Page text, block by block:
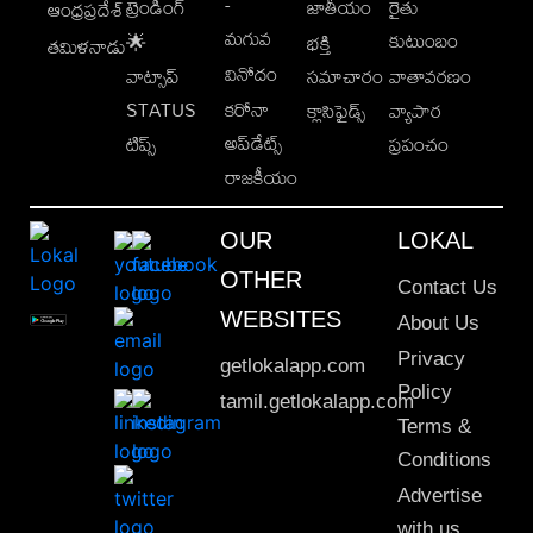
ఆంధ్రప్రదేశ్
తమిళనాడు🌟
వాట్సాప్
STATUS
టిప్స్
మగువ
వినోదం
కరోనా
అప్‌డేట్స్
రాజకీయం
భక్తి
సమాచారం
క్లాసిఫైడ్స్
కుటుంబం
వాతావరణం
వ్యాపార
ప్రపంచం
OUR
OTHER
WEBSITES
getlokalapp.com
tamil.getlokalapp.com
LOKAL
Contact Us
About Us
Privacy
Policy
Terms &
Conditions
Advertise